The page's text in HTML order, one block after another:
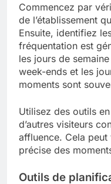
Commencez par
de l’établissement
Ensuite, identifiez
fréquentation est
les jours de
week-ends et les
moments sont
Utilisez des outils
d’autres visiteurs
affluence. Cela
précise des
Outils de